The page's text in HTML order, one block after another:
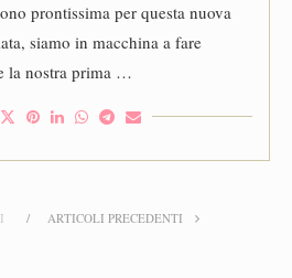
prontissima per questa nuova
siamo in macchina a fare
la nostra prima …
ARTICOLI PRECEDENTI